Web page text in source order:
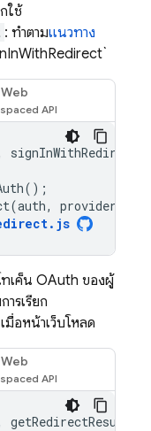
ใช้
: ทำตามแนวทาง
Web
signInWithRedirect
();
(auth, provider
. js
เค็น OAuth ของผู้
รเรียก
เมื่อหน้าเว็บโหลด
Web
getRedirectResult